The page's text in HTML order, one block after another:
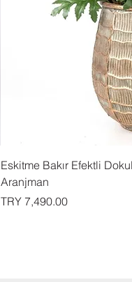
Eskitme Bakır Efektli
Aranjman
السعر